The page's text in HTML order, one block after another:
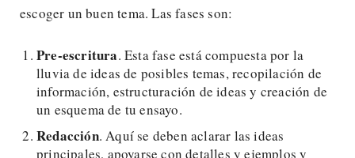
escoger un buen tema. Las fases son:
Pre-escritura. Esta fase está compuesta por la
lluvia de ideas de posibles temas, recopilación de
información, estructuración de ideas y creación de
un esquema de tu ensayo.
Redacción. Aquí se deben aclarar las ideas
principales, apoyarse con detalles y ejemplos y